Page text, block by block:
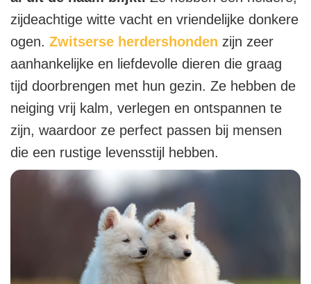
zijdeachtige witte vacht en vriendelijke donkere
ogen. Zwitserse herdershonden zijn zeer
aanhankelijke en liefdevolle dieren die graag
tijd doorbrengen met hun gezin. Ze hebben de
neiging vrij kalm, verlegen en ontspannen te
zijn, waardoor ze perfect passen bij mensen
die een rustige levensstijl hebben.